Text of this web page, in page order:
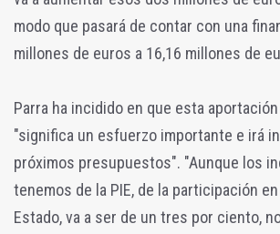
modo que pasará de contar con una
millones de euros a 16,16 millones de
Parra ha incidido en que esta
"significa un esfuerzo importante e irá
próximos presupuestos". "Aunque los
tenemos de la PIE, de la participación
Estado, va a ser de un tres por ciento,